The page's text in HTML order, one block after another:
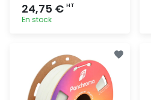
24,75 € HT
En stock
rapide